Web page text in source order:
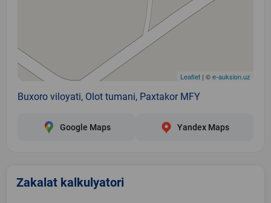
Leaflet | ©e-auksion.uz
Buxoro viloyati, Olot tumani, Paxtakor MFY
Google Maps Yandex Maps
Zakalat kalkulyatori